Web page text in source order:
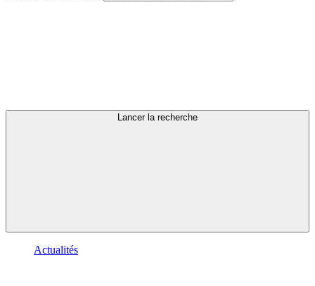
Lancer la recherche
Actualités